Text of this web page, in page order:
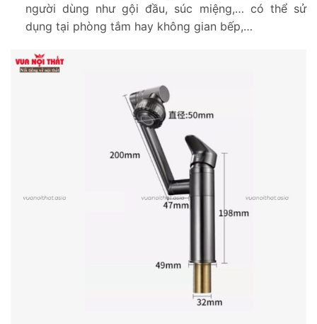
người dùng như gội đầu, súc miệng,… có thể sử
dụng tại phòng tắm hay không gian bếp,…